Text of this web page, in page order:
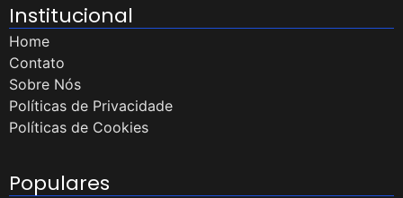
Institucional
Home
Contato
Sobre Nós
Políticas de Privacidade
Políticas de Cookies
Populares